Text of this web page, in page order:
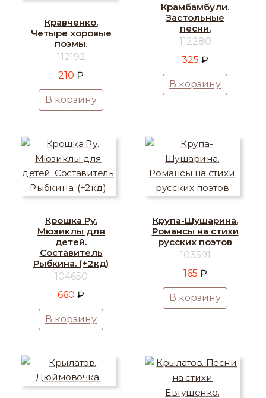
Кравченко.
Четыре хоровые
поэмы.
112192
210 ₽
В корзину
Крамбамбули.
Застольные
песни.
112280
325 ₽
В корзину
Крошка Ру.
Мюзиклы для
детей.
Составитель
Рыбкина. (+2кд)
104650
660 ₽
В корзину
Крупа-Шушарина.
Романсы на стихи
русских поэтов
103591
165 ₽
В корзину